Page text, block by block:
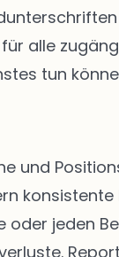
alle
tun
und
oder jeden